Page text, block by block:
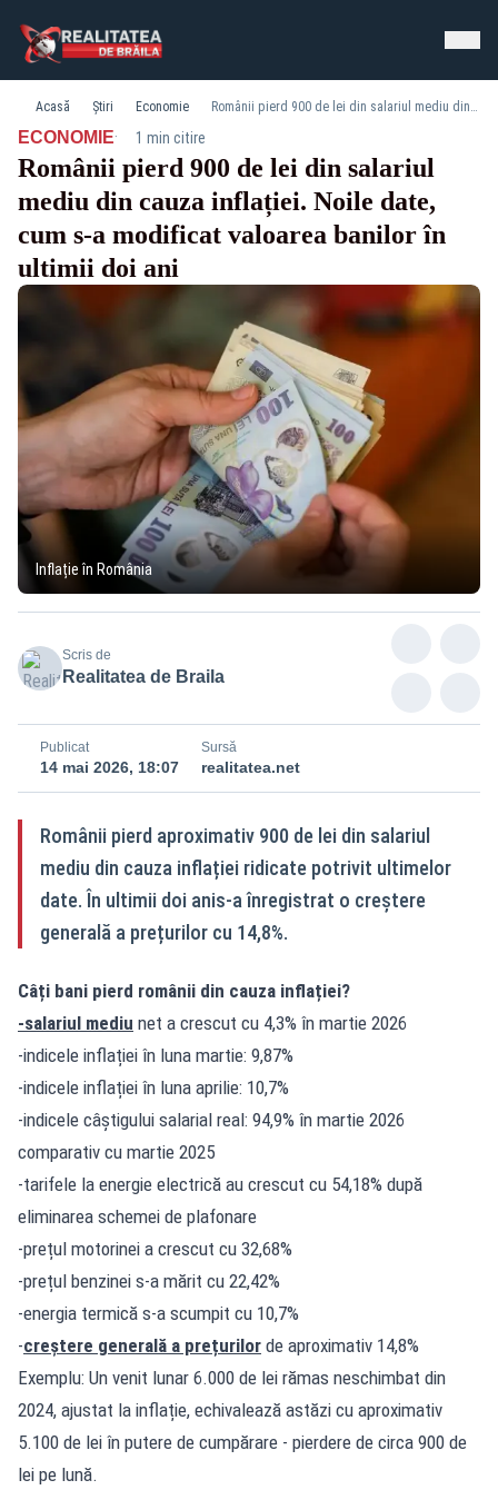
Acasă Știri Economie Românii pierd 900 de lei din salariul mediu din cauza inflației. Noile date, cum s-a modificat valoarea banilor în ultimii doi ani
ECONOMIE· 1 min citire
Românii pierd 900 de lei din salariul
mediu din cauza inflației. Noile date,
cum s-a modificat valoarea banilor în
ultimii doi ani
Inflație în România
Scris de
Realitatea de Braila
Publicat
14 mai 2026, 18:07
Sursă
realitatea.net
Românii pierd aproximativ 900 de lei din salariul
mediu din cauza inflației ridicate potrivit ultimelor
date. În ultimii doi anis-a înregistrat o creștere
generală a prețurilor cu 14,8%.
Câți bani pierd românii din cauza inflației?
-salariul mediu net a crescut cu 4,3% în martie 2026
-indicele inflației în luna martie: 9,87%
-indicele inflației în luna aprilie: 10,7%
-indicele câștigului salarial real: 94,9% în martie 2026
comparativ cu martie 2025
-tarifele la energie electrică au crescut cu 54,18% după
eliminarea schemei de plafonare
-prețul motorinei a crescut cu 32,68%
-prețul benzinei s-a mărit cu 22,42%
-energia termică s-a scumpit cu 10,7%
-creștere generală a prețurilor de aproximativ 14,8%
Exemplu: Un venit lunar 6.000 de lei rămas neschimbat din
2024, ajustat la inflație, echivalează astăzi cu aproximativ
5.100 de lei în putere de cumpărare - pierdere de circa 900 de
lei pe lună.